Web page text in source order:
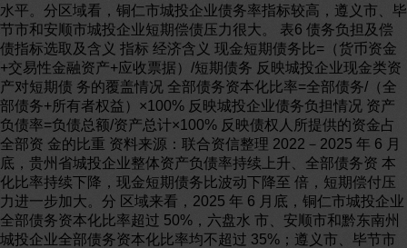
水平。分区域看，铜仁市城投企业债务率指标较高，遵义市、毕
节市和安顺市城投企业短期偿债压力很大。 表6 债务负担及偿
债指标选取及含义 指标 经济含义 现金短期债务比=（货币资金
+交易性金融资产+应收票据）/短期债务 反映城投企业现金类资
产对短期债 务的覆盖情况 全部债务资本化比率=全部债务/（全
部债务+所有者权益）×100% 反映城投企业债务负担情况 资产
负债率=负债总额/资产总计×100% 反映债权人所提供的资金占
全部资 金的比重 资料来源：联合资信整理 2022－2025 年 6 月
底，贵州省城投企业整体资产负债率持续上升、全部债务资 本
化比率持续下降，现金短期债务比波动下降至 倍，短期偿付压
力进一步加大。分 区域来看，2025 年 6 月底，铜仁市城投企业
全部债务资本化比率超过 50%，六盘水 市、安顺市和黔东南州
城投企业全部债务资本化比率均不超过 35%；遵义市、毕节市